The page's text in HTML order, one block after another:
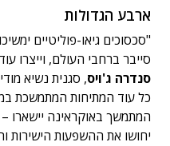
ארבע הגדולות
"סכסוכים גיאו-פוליטיים
סייבר ברחבי העולם, וייצרו
סנדרה ג'ויס, סגנית נשיא
כל עוד המתיחות המתמשכת
המתמשך באוקראינה יישארו –
יחושו את ההשפעות הישירות